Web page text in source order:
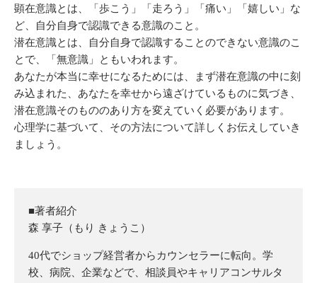
顕在意識とは、「歩こう」「走ろう」「痛い」「嬉しい」な
ど、自分自身で認識できる意識のこと。
潜在意識とは、自分自身で認識することのできない意識のこ
とで、「無意識」ともいわれます。
あなたが本当に幸せになるためには、まず潜在意識の中に刻
み込まれた、あなたを幸せから遠ざけているものに気づき、
潜在意識そのもののあり方を変えていく必要があります。
心理学に基づいて、その方法について詳しくお伝えしていき
ましょう。
■著者紹介
森 享子（もり きょうこ）
40代でショップ経営者からカウンセラーに転向。学
校、病院、企業などで、相談員やキャリアコンサルタ